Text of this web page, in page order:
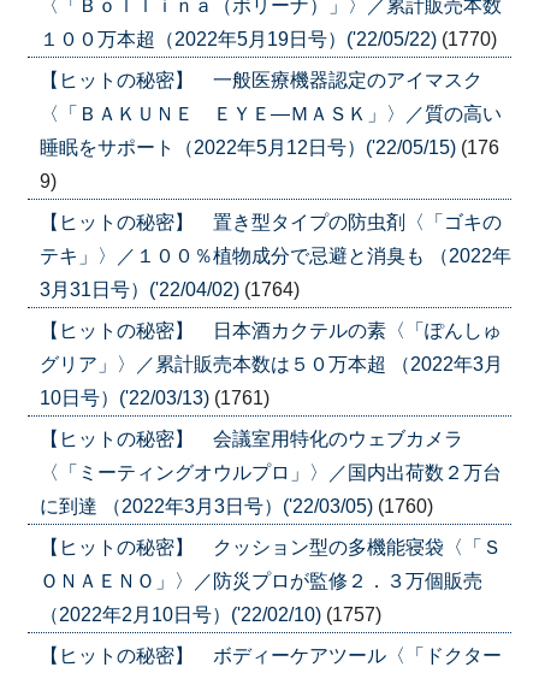
〈「Ｂｏｌｌｉｎａ（ボリーナ）」〉／累計販売本数
１００万本超（2022年5月19日号）('22/05/22) (1770)
【ヒットの秘密】 一般医療機器認定のアイマスク
〈「ＢＡＫＵＮＥ ＥＹＥ―ＭＡＳＫ」〉／質の高い
睡眠をサポート（2022年5月12日号）('22/05/15) (176
9)
【ヒットの秘密】 置き型タイプの防虫剤〈「ゴキの
テキ」〉／１００％植物成分で忌避と消臭も （2022年
3月31日号）('22/04/02) (1764)
【ヒットの秘密】 日本酒カクテルの素〈「ぽんしゅ
グリア」〉／累計販売本数は５０万本超 （2022年3月
10日号）('22/03/13) (1761)
【ヒットの秘密】 会議室用特化のウェブカメラ
〈「ミーティングオウルプロ」〉／国内出荷数２万台
に到達 （2022年3月3日号）('22/03/05) (1760)
【ヒットの秘密】 クッション型の多機能寝袋〈「Ｓ
ＯＮＡＥＮＯ」〉／防災プロが監修２．３万個販売
（2022年2月10日号）('22/02/10) (1757)
【ヒットの秘密】 ボディーケアツール〈「ドクター